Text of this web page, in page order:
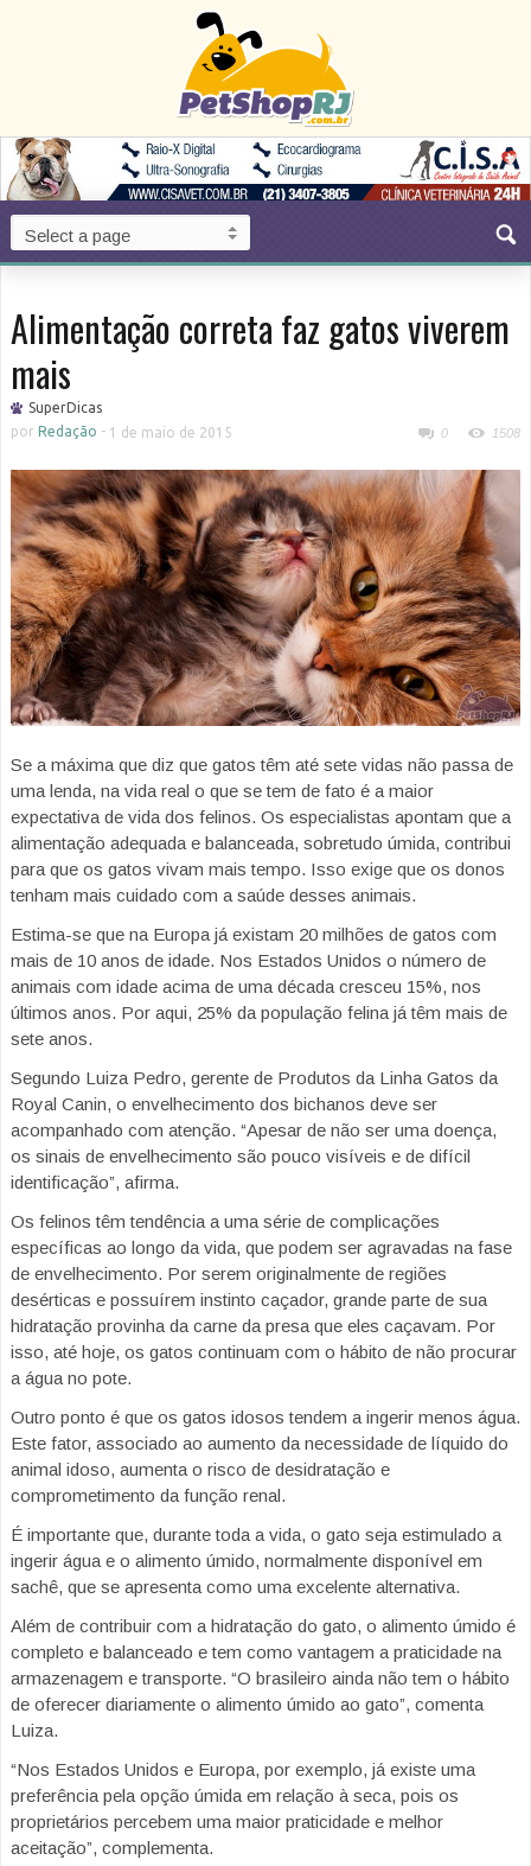
Alimentação correta faz gatos viverem
mais
SuperDicas
por Redação - 1 de maio de 2015 0 1508
Se a máxima que diz que gatos têm até sete vidas não passa de
uma lenda, na vida real o que se tem de fato é a maior
expectativa de vida dos felinos. Os especialistas apontam que a
alimentação adequada e balanceada, sobretudo úmida, contribui
para que os gatos vivam mais tempo. Isso exige que os donos
tenham mais cuidado com a saúde desses animais.
Estima-se que na Europa já existam 20 milhões de gatos com
mais de 10 anos de idade. Nos Estados Unidos o número de
animais com idade acima de uma década cresceu 15%, nos
últimos anos. Por aqui, 25% da população felina já têm mais de
sete anos.
Segundo Luiza Pedro, gerente de Produtos da Linha Gatos da
Royal Canin, o envelhecimento dos bichanos deve ser
acompanhado com atenção. “Apesar de não ser uma doença,
os sinais de envelhecimento são pouco visíveis e de difícil
identificação”, afirma.
Os felinos têm tendência a uma série de complicações
específicas ao longo da vida, que podem ser agravadas na fase
de envelhecimento. Por serem originalmente de regiões
desérticas e possuírem instinto caçador, grande parte de sua
hidratação provinha da carne da presa que eles caçavam. Por
isso, até hoje, os gatos continuam com o hábito de não procurar
a água no pote.
Outro ponto é que os gatos idosos tendem a ingerir menos água.
Este fator, associado ao aumento da necessidade de líquido do
animal idoso, aumenta o risco de desidratação e
comprometimento da função renal.
É importante que, durante toda a vida, o gato seja estimulado a
ingerir água e o alimento úmido, normalmente disponível em
sachê, que se apresenta como uma excelente alternativa.
Além de contribuir com a hidratação do gato, o alimento úmido é
completo e balanceado e tem como vantagem a praticidade na
armazenagem e transporte. “O brasileiro ainda não tem o hábito
de oferecer diariamente o alimento úmido ao gato”, comenta
Luiza.
“Nos Estados Unidos e Europa, por exemplo, já existe uma
preferência pela opção úmida em relação à seca, pois os
proprietários percebem uma maior praticidade e melhor
aceitação”, complementa.